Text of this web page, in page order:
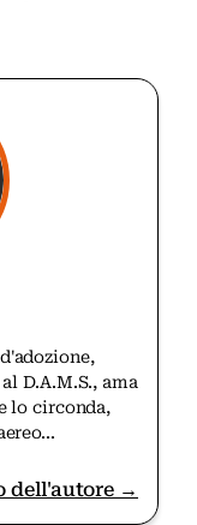
D.A.M.S., ama
lo circonda,
dell'autore →